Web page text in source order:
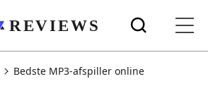
Bedste MP3-afspiller online